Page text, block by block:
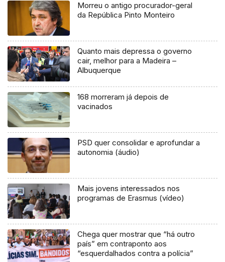
Morreu o antigo procurador-geral
da República Pinto Monteiro
Quanto mais depressa o governo
cair, melhor para a Madeira –
Albuquerque
168 morreram já depois de
vacinados
PSD quer consolidar e aprofundar a
autonomia (áudio)
Mais jovens interessados nos
programas de Erasmus (vídeo)
Chega quer mostrar que “há outro
país” em contraponto aos
“esquerdalhados contra a polícia”